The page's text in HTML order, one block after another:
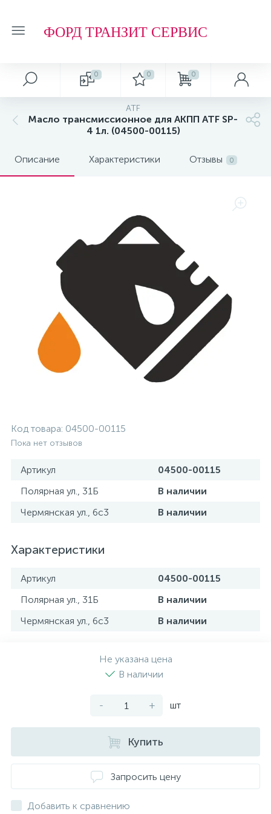
ФОРД ТРАНЗИТ СЕРВИС
0 0 0
ATF
Масло трансмиссионное для АКПП ATF SP-
4 1л. (04500-00115)
Описание Характеристики Отзывы 0
Код товара: 04500-00115
Пока нет отзывов
Артикул
04500-00115
Полярная ул., 31Б
В наличии
Чермянская ул., 6с3
В наличии
Характеристики
Артикул
04500-00115
Полярная ул., 31Б
В наличии
Чермянская ул., 6с3
В наличии
Не указана цена
В наличии
- + шт
Купить
Запросить цену
Добавить к сравнению